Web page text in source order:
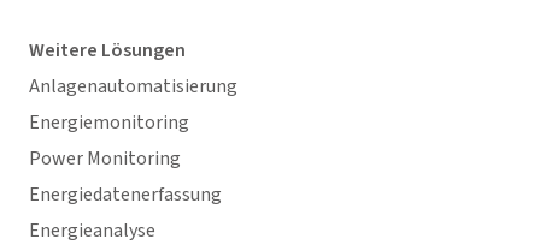
Weitere Lösungen
Anlagenautomatisierung
Energiemonitoring
Power Monitoring
Energiedatenerfassung
Energieanalyse